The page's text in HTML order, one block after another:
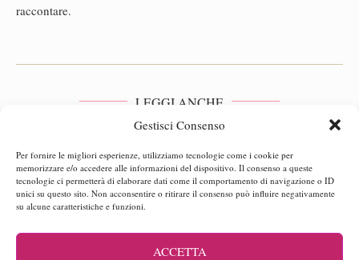
Gestisci Consenso
Per fornire le migliori esperienze, utilizziamo tecnologie come i cookie per
memorizzare e/o accedere alle informazioni del dispositivo. Il consenso a queste
tecnologie ci permetterà di elaborare dati come il comportamento di navigazione o ID
unici su questo sito. Non acconsentire o ritirare il consenso può influire negativamente
su alcune caratteristiche e funzioni.
ACCETTA
raccontare.
LEGGI ANCHE